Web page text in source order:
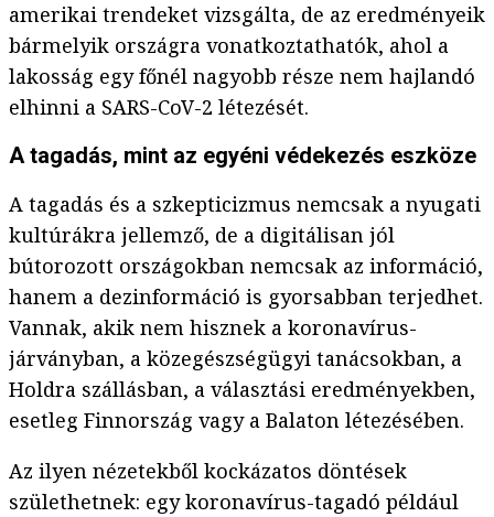
amerikai trendeket vizsgálta, de az eredményeik
bármelyik országra vonatkoztathatók, ahol a
lakosság egy főnél nagyobb része nem hajlandó
elhinni a SARS-CoV-2 létezését.
A tagadás, mint az egyéni védekezés eszköze
A tagadás és a szkepticizmus nemcsak a nyugati
kultúrákra jellemző, de a digitálisan jól
bútorozott országokban nemcsak az információ,
hanem a dezinformáció is gyorsabban terjedhet.
Vannak, akik nem hisznek a koronavírus-
járványban, a közegészségügyi tanácsokban, a
Holdra szállásban, a választási eredményekben,
esetleg Finnország vagy a Balaton létezésében.
Az ilyen nézetekből kockázatos döntések
születhetnek: egy koronavírus-tagadó például